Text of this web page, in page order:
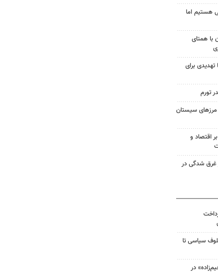
هستیم اما
با همتای
تهدیدی برای
تورم
مرزهای سیستان
اقتصاد و
غرق شدگی در
سیاسی تا
در